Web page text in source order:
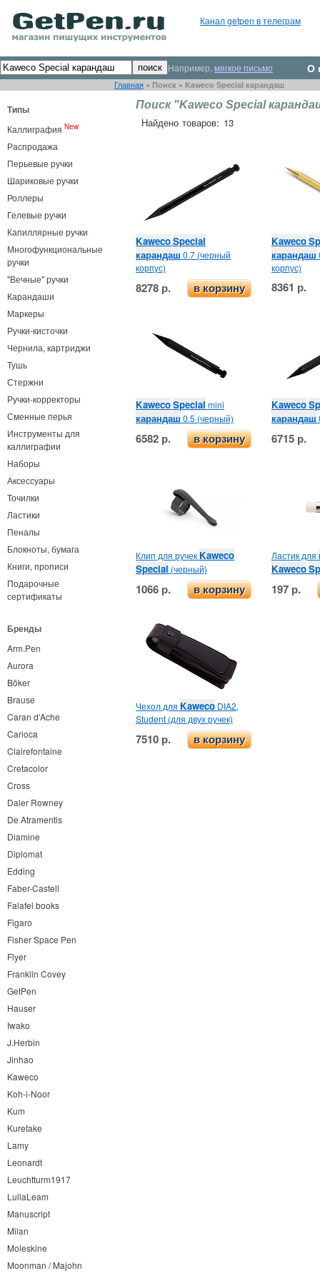
Канал getpen в телеграм
Например, мягкое письмо О
Главная » Поиск » Kaweco Special карандаш
Типы
Каллиграфия New
Распродажа
Перьевые ручки
Шариковые ручки
Роллеры
Гелевые ручки
Капиллярные ручки
Многофункциональные
ручки
"Вечные" ручки
Карандаши
Маркеры
Ручки-кисточки
Чернила, картриджи
Тушь
Стержни
Ручки-корректоры
Сменные перья
Инструменты для
каллиграфии
Наборы
Аксессуары
Точилки
Ластики
Пеналы
Блокноты, бумага
Книги, прописи
Подарочные
сертификаты
Бренды
Arm.Pen
Aurora
Böker
Brause
Caran d’Ache
Carioca
Clairefontaine
Cretacolor
Cross
Daler Rowney
De Atramentis
Diamine
Diplomat
Edding
Faber-Castell
Falafel books
Figaro
Fisher Space Pen
Flyer
Franklin Covey
GetPen
Hauser
Iwako
J.Herbin
Jinhao
Kaweco
Koh-i-Noor
Kum
Kuretake
Lamy
Leonardt
Leuchtturm1917
LullaLeam
Manuscript
Milan
Moleskine
Moonman / Majohn
Поиск "Kaweco Special
Найдено товаров: 13
KawecoSpecial
карандаш 0.7 (черный
корпус)
8278 р. в корзину
Kaweco
карандаш
корпус)
8361 р.
KawecoSpecial mini
карандаш 0.5 (черный)
6582 р. в корзину
Kaweco
карандаш
6715 р.
Клип для ручек Kaweco
Special (черный)
1066 р. в корзину
Ластик для
Kaweco
197 р.
Чехол для Kaweco DIA2,
Student (для двух ручек)
7510 р. в корзину